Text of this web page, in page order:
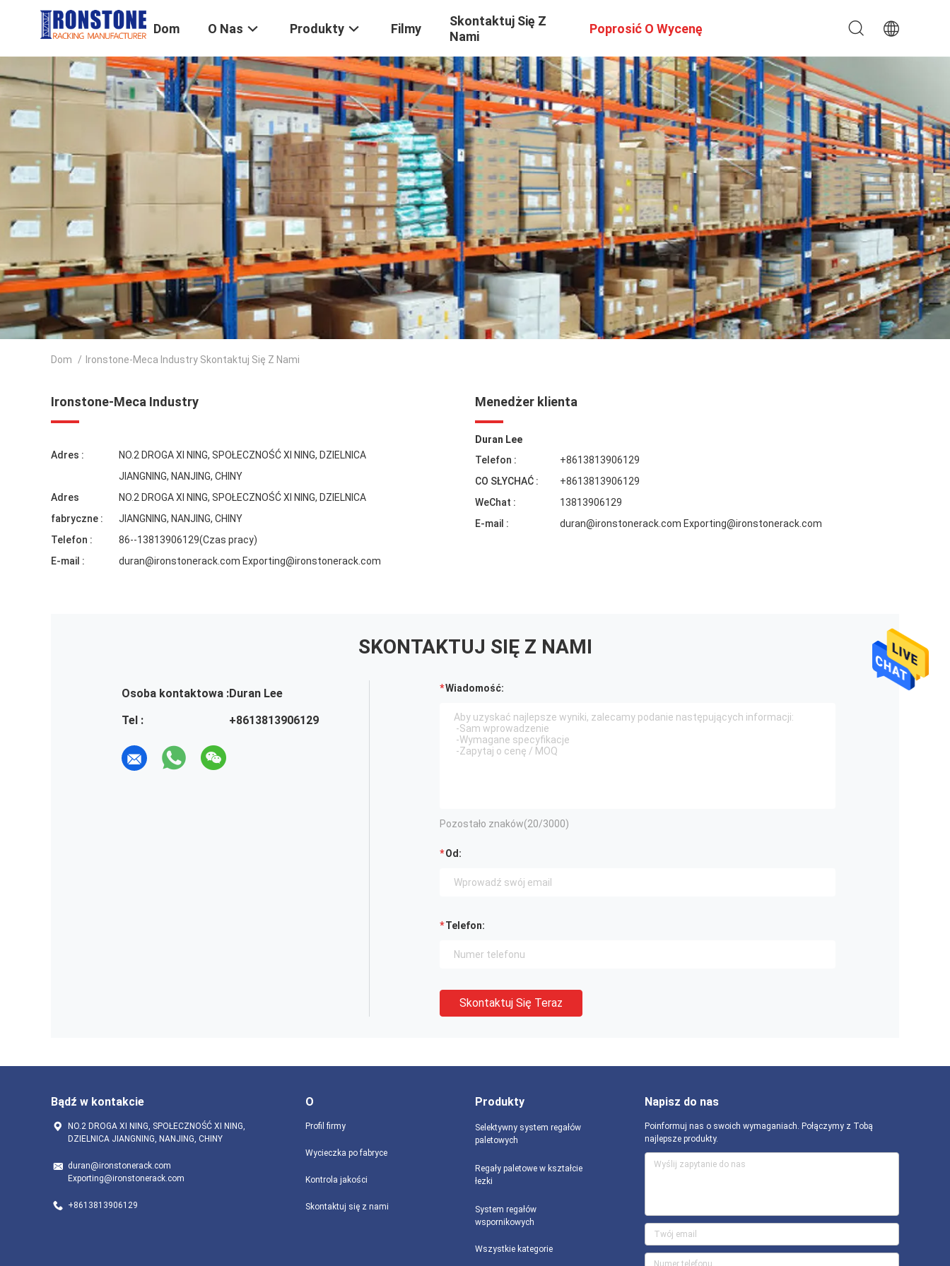
Dom O Nas Produkty Filmy
Skontaktuj Się Z
Nami
Poprosić O Wycenę
Dom / Ironstone-Meca Industry Skontaktuj Się Z Nami
Ironstone-Meca Industry
Adres :
NO.2 DROGA XI NING, SPOŁECZNOŚĆ XI NING, DZIELNICA
JIANGNING, NANJING, CHINY
Adres
fabryczne :
NO.2 DROGA XI NING, SPOŁECZNOŚĆ XI NING, DZIELNICA
JIANGNING, NANJING, CHINY
Telefon :
86--13813906129(Czas pracy)
E-mail :
duran@ironstonerack.com Exporting@ironstonerack.com
Menedżer klienta
Duran Lee
Telefon :
+8613813906129
CO SŁYCHAĆ :
+8613813906129
WeChat :
13813906129
E-mail :
duran@ironstonerack.com Exporting@ironstonerack.com
SKONTAKTUJ SIĘ Z NAMI
Osoba kontaktowa :Duran Lee
Tel :
+8613813906129
Wiadomość:
Pozostało znaków(20/3000)
Od:
Telefon:
Skontaktuj Się Teraz
Bądź w kontakcie
NO.2 DROGA XI NING, SPOŁECZNOŚĆ XI NING,
DZIELNICA JIANGNING, NANJING, CHINY
duran@ironstonerack.com
Exporting@ironstonerack.com
+8613813906129
O
Profil firmy
Wycieczka po fabryce
Kontrola jakości
Skontaktuj się z nami
Produkty
Selektywny system regałów
paletowych
Regały paletowe w kształcie
łezki
System regałów
wspornikowych
Wszystkie kategorie
Napisz do nas
Poinformuj nas o swoich wymaganiach. Połączymy z Tobą
najlepsze produkty.